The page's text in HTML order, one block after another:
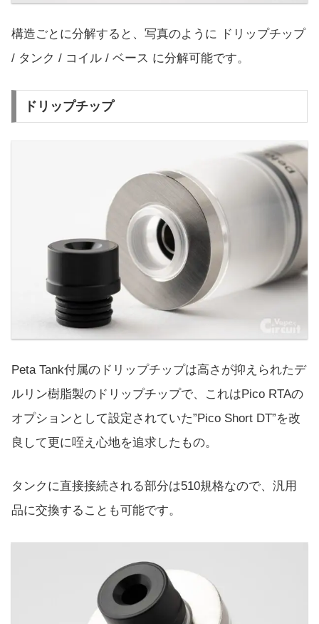
構造ごとに分解すると、写真のように ドリップチップ
/ タンク / コイル / ベース に分解可能です。
ドリップチップ
Peta Tank付属のドリップチップは高さが抑えられたデ
ルリン樹脂製のドリップチップで、これはPico RTAの
オプションとして設定されていた”Pico Short DT”を改
良して更に咥え心地を追求したもの。
タンクに直接接続される部分は510規格なので、汎用
品に交換することも可能です。